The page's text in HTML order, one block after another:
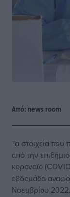
Από: news room
Τα στοιχεία που
από την
κοροναϊό
εβδομάδα
Νοεμβρίου 2022.